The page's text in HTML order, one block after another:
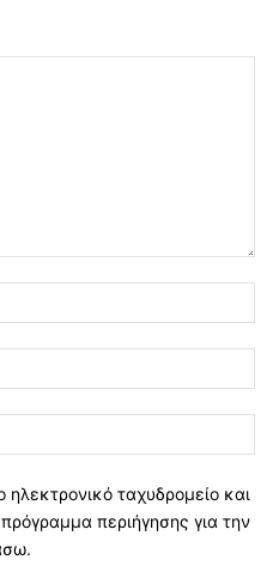
ταχυδρομείο και
περιήγησης για την